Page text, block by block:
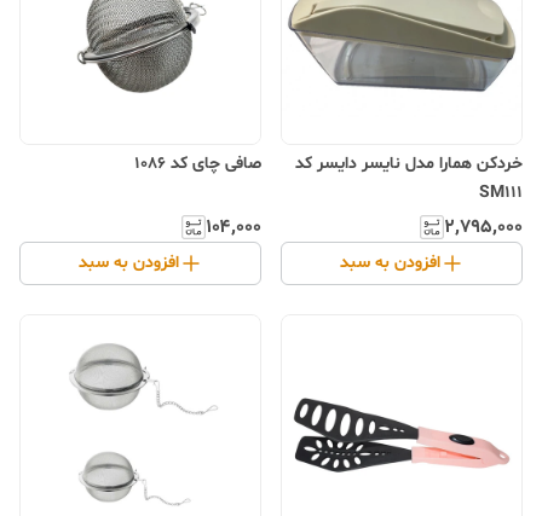
خردکن همارا مدل نایسر دایسر کد
SM111
۲٬۷۹۵٬۰۰۰
افزودن به سبد
صافی چای کد 1086
۱۰۴٬۰۰۰
افزودن به سبد